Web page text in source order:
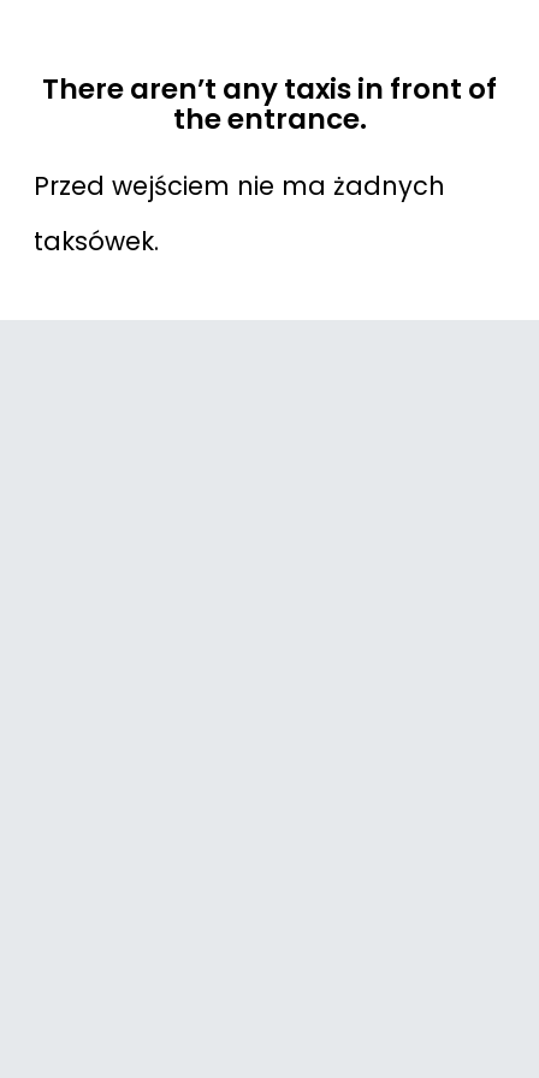
There aren’t any taxis in front of
the entrance.
Przed wejściem nie ma żadnych
taksówek.